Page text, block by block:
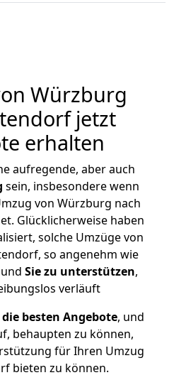
Würzburg
jetzt
erhalten
aufregende, aber auch
sein, insbesondere wenn
von Würzburg nach
Glücklicherweise haben
solche Umzüge von
so angenehm wie
Sie zu unterstützen,
verläuft
besten Angebote, und
behaupten zu können,
für Ihren Umzug
bieten zu können.